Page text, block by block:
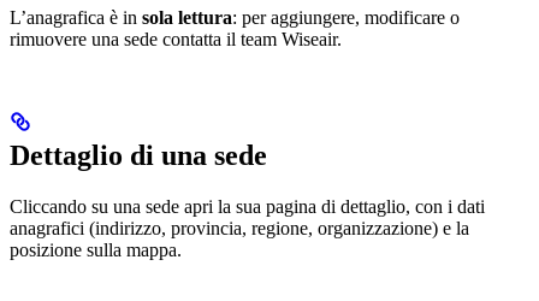
L’anagrafica è in sola lettura: per aggiungere, modificare o
rimuovere una sede contatta il team Wiseair.
Dettaglio di una sede
Cliccando su una sede apri la sua pagina di dettaglio, con i dati
anagrafici (indirizzo, provincia, regione, organizzazione) e la
posizione sulla mappa.